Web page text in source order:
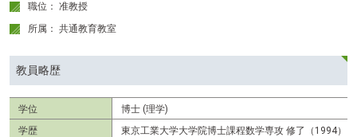
職位： 准教授
所属： 共通教育教室
教員略歴
学位
博士 (理学)
学歴
東京工業大学大学院博士課程数学専攻 修了（1994）